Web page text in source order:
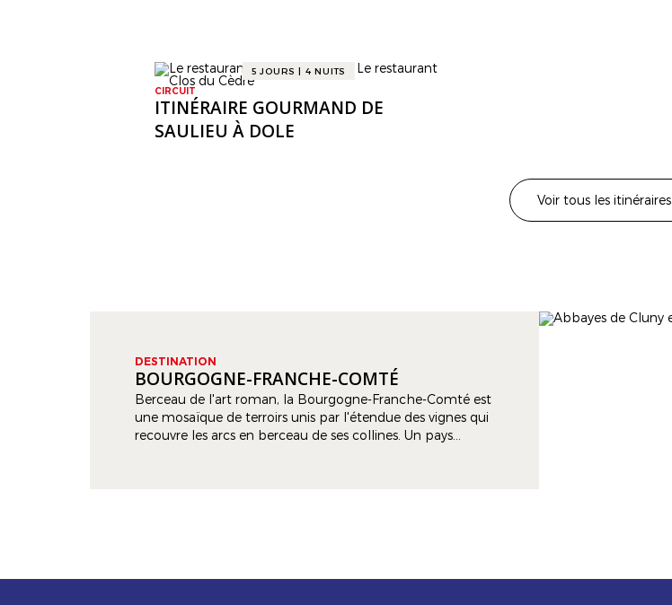
5 JOURS | 4 NUITS
CIRCUIT
ITINÉRAIRE GOURMAND DE
SAULIEU À DOLE
Voir tous les itinéraires
Image
Image
DESTINATION
BOURGOGNE-FRANCHE-COMTÉ
Berceau de l'art roman, la Bourgogne-Franche-Comté est
une mosaïque de terroirs unis par l'étendue des vignes qui
recouvre les arcs en berceau de ses collines. Un pays